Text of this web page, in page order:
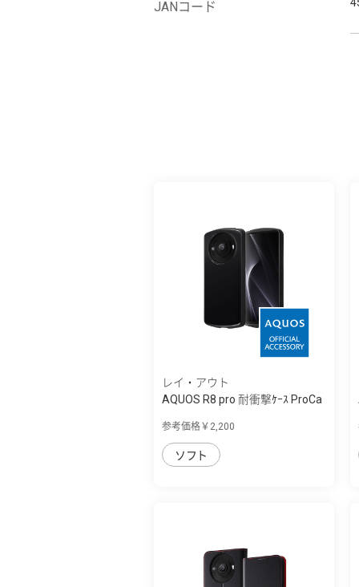
JANコード
レイ・アウト
AQUOS R8 pro 耐衝撃ｹｰｽ ProCa
参考価格￥2,200
ソフト